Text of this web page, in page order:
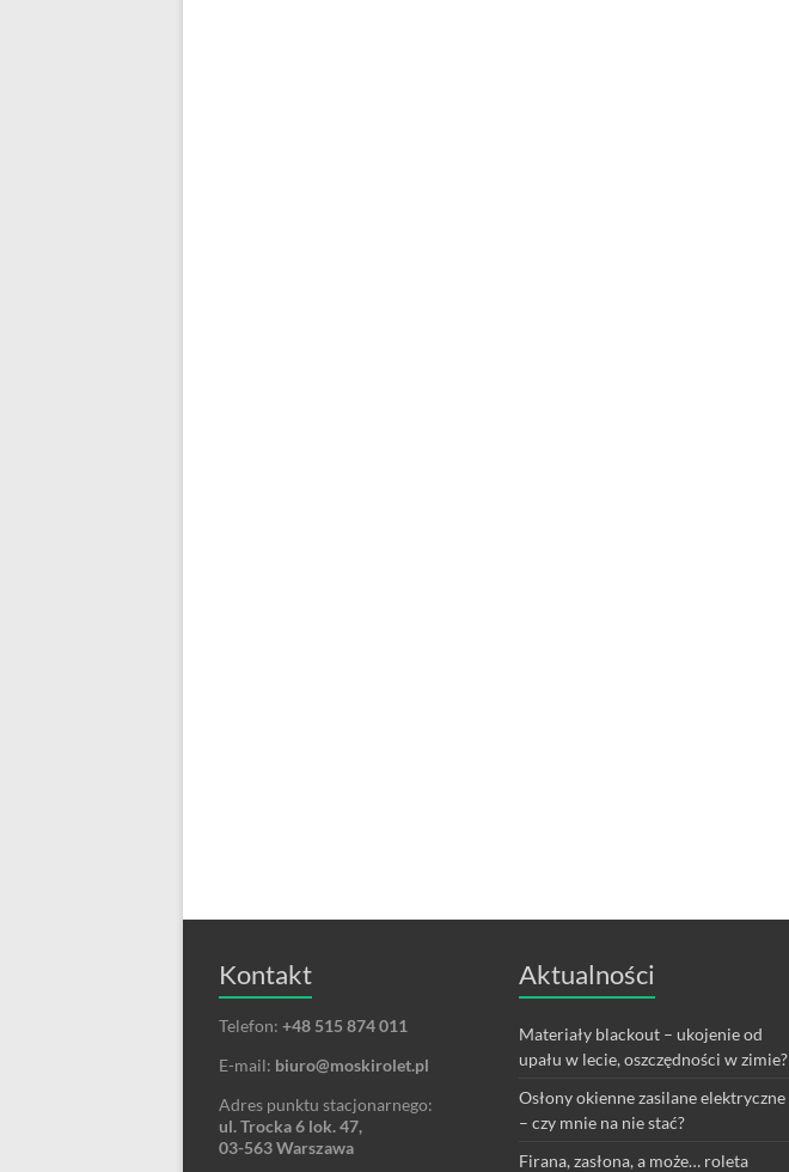
Kontakt
Telefon: +48 515 874 011
E-mail: biuro@moskirolet.pl
Adres punktu stacjonarnego:
ul. Trocka 6 lok. 47,
03-563 Warszawa
Aktualności
Materiały blackout – ukojenie od
upału w lecie, oszczędności w zimie?
Osłony okienne zasilane elektryczne
– czy mnie na nie stać?
Firana, zasłona, a może… roleta